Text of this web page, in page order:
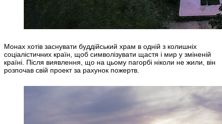
Монах хотів заснувати буддійський храм в одній з колишніх
соціалістичних країн, щоб символізувати щастя і мир у зміненій
країні. Після виявлення, що на цьому пагорбі ніколи не жили, він
розпочав свій проект за рахунок пожертв.